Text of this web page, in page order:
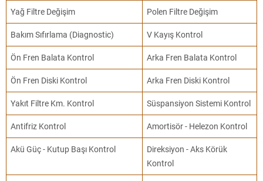
Yağ Filtre Değişim Polen Filtre Değişim
Bakım Sıfırlama (Diagnostic) V Kayış Kontrol
Ön Fren Balata Kontrol Arka Fren Balata Kontrol
Ön Fren Diski Kontrol Arka Fren Diski Kontrol
Yakıt Filtre Km. Kontrol Süspansiyon Sistemi Kontrol
Antifriz Kontrol Amortisör - Helezon Kontrol
Akü Güç - Kutup Başı Kontrol
Direksiyon - Aks Körük
Kontrol